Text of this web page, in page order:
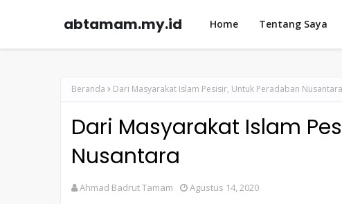
abtamam.my.id Home Tentang Saya
Beranda Dari Masyarakat Islam Pesisir, Untuk Peradaban Nusantara
Dari Masyarakat Islam
Nusantara
Ahmad Badrut Tamam Agustus 14, 2020